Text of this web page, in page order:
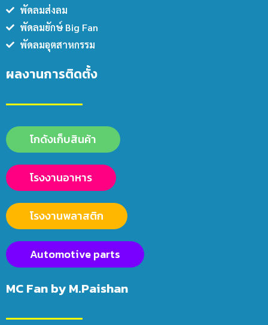
พัดลมส่งลม
พัดลมยักษ์ Big Fan
พัดลมอุตสาหกรรม
ผลงานการติดตั้ง
โกดังเก็บสินค้า
โรงงานอาหาร
โรงงานพลาสติก
Automotive parts
MC Fan by M.Paishan